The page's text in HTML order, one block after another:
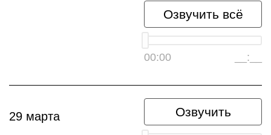
Озвучить всё
00:00 __:__
Озвучить
29 марта